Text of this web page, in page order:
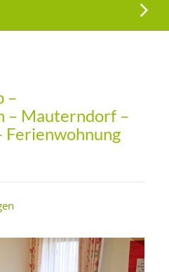
–
– Mauterndorf –
Ferienwohnung